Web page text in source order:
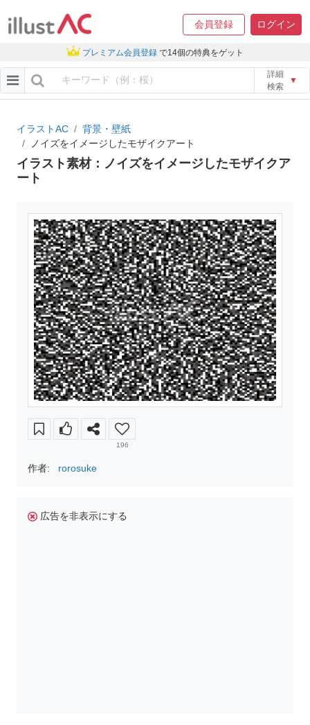
会員登録 ログイン
プレミアム会員登録 で14個の特典をゲット
詳細
検索
▼
イラストAC
背景・壁紙
ノイズをイメージしたモザイクアート
イラスト素材：ノイズをイメージしたモザイクア
ート
196
作者: rorosuke
広告を非表示にする